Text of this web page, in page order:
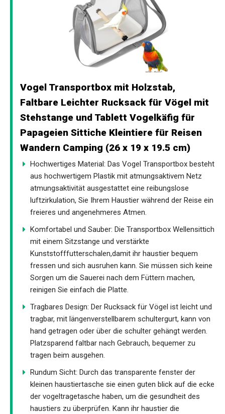
Vogel Transportbox mit Holzstab,
Faltbare Leichter Rucksack für Vögel mit
Stehstange und Tablett Vogelkäfig für
Papageien Sittiche Kleintiere für Reisen
Wandern Camping (26 x 19 x 19.5 cm)
Hochwertiges Material: Das Vogel Transportbox besteht
aus hochwertigem Plastik mit atmungsaktivem Netz
atmungsaktivität ausgestattet eine reibungslose
luftzirkulation, Sie Ihrem Haustier während der Reise ein
freieres und angenehmeres Atmen.
Komfortabel und Sauber: Die Transportbox Wellensittich
mit einem Sitzstange und verstärkte
Kunststofffutterschalen,damit ihr haustier bequem
fressen und sich ausruhen kann. Sie müssen sich keine
Sorgen um die Sauerei nach dem Füttern machen,
reinigen Sie einfach die Platte.
Tragbares Design: Der Rucksack für Vögel ist leicht und
tragbar, mit längenverstellbarem schultergurt, kann von
hand getragen oder über die schulter gehängt werden.
Platzsparend faltbar nach Gebrauch, bequemer zu
tragen beim ausgehen.
Rundum Sicht: Durch das transparente fenster der
kleinen haustiertasche sie einen guten blick auf die ecke
der vogeltragetasche haben, um die gesundheit des
haustiers zu überprüfen. Kann ihr haustier die